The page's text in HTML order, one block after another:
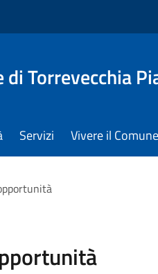
di Torrevecchia
Servizi Vivere il Comune